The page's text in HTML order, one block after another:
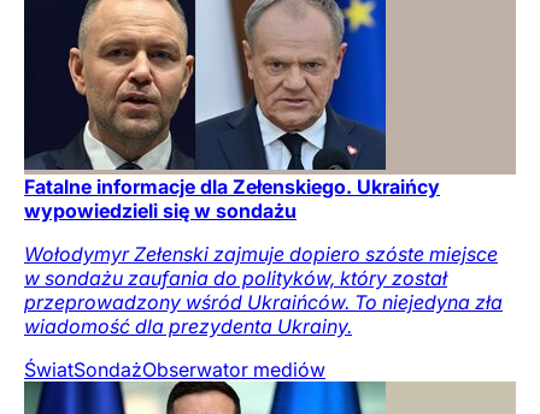
Fatalne informacje dla Zełenskiego. Ukraińcy
wypowiedzieli się w sondażu
Wołodymyr Zełenski zajmuje dopiero szóste miejsce
w sondażu zaufania do polityków, który został
przeprowadzony wśród Ukraińców. To niejedyna zła
wiadomość dla prezydenta Ukrainy.
ŚwiatSondażObserwator mediów